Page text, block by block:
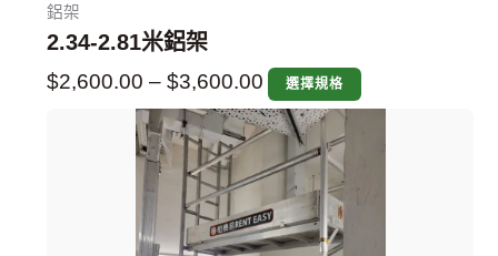
鋁架
2.34-2.81米鋁架
$2,600.00 – $3,600.00 選擇規格